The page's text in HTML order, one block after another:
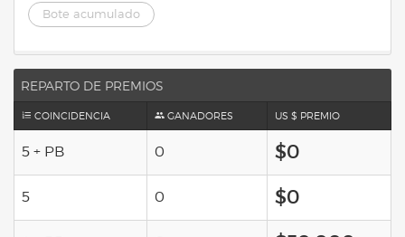
Bote acumulado
REPARTO DE PREMIOS
COINCIDENCIA GANADORES US $ PREMIO
5 + PB 0 $0
5 0 $0